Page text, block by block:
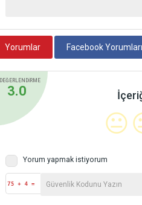
Yorumlar Facebook Yorumları
DEĞERLENDİRME
3.0
😐
Yorum yapmak istiyorum